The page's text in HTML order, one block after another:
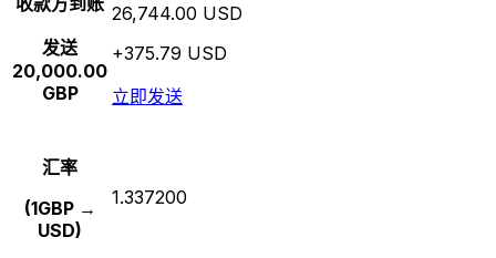
发送
20,000.00
GBP
26,744.00 USD
+375.79 USD
立即发送
汇率
(1GBP →
USD)
1.337200